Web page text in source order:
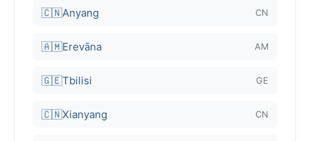
🇨🇳Anyang CN
🇦🇲Erevāna AM
🇬🇪Tbilisi GE
🇨🇳Xianyang CN